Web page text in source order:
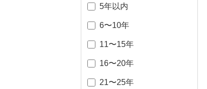
5年以内
6〜10年
11〜15年
16〜20年
21〜25年